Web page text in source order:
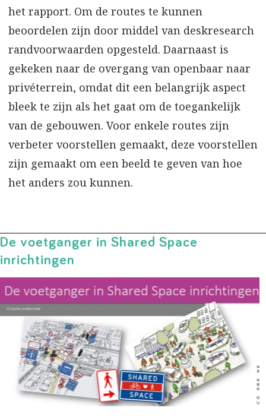
het rapport. Om de routes te kunnen
beoordelen zijn door middel van deskresearch
randvoorwaarden opgesteld. Daarnaast is
gekeken naar de overgang van openbaar naar
privéterrein, omdat dit een belangrijk aspect
bleek te zijn als het gaat om de toegankelijk
van de gebouwen. Voor enkele routes zijn
verbeter voorstellen gemaakt, deze voorstellen
zijn gemaakt om een beeld te geven van hoe
het anders zou kunnen.
De voetganger in Shared Space
inrichtingen